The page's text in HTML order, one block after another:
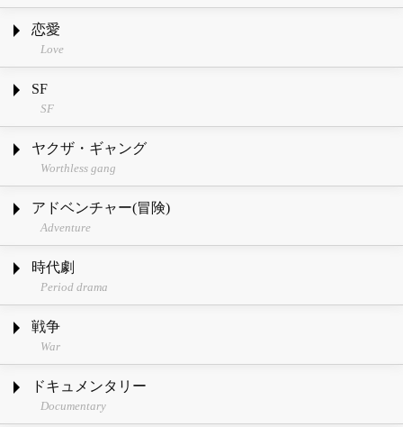
恋愛
Love
SF
SF
ヤクザ・ギャング
Worthless gang
アドベンチャー(冒険)
Adventure
時代劇
Period drama
戦争
War
ドキュメンタリー
Documentary